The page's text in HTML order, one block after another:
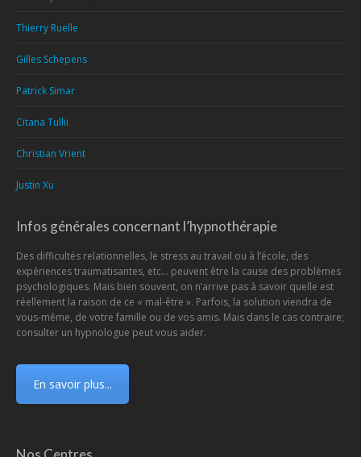
Thierry Ruelle
Gilles Schepens
Patrick Simar
Citana Tullii
Christian Vrient
Justin Xu
Infos générales concernant l’hypnothérapie
Des difficultés relationnelles, le stress au travail ou à l’école, des
expériences traumatisantes, etc… peuvent être la cause des problèmes
psychologiques. Mais bien souvent, on n’arrive pas à savoir quelle est
réellement la raison de ce « mal-être ». Parfois, la solution viendra de
vous-même, de votre famille ou de vos amis. Mais dans le cas contraire;
consulter un hypnologue peut vous aider.
En savoir plus...